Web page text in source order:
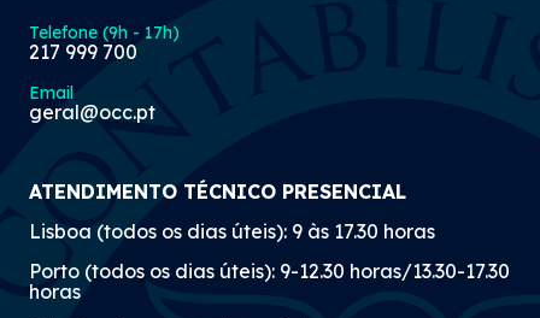
Telefone (9h - 17h)
217 999 700
Email
geral@occ.pt
ATENDIMENTO TÉCNICO PRESENCIAL
Lisboa (todos os dias úteis): 9 às 17.30 horas
Porto (todos os dias úteis): 9-12.30 horas/13.30-17.30
horas